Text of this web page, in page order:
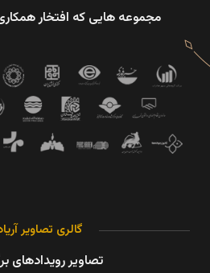
مجموعه هایی که افتخار همکاری
گالری تصاویر
تصاویر رویدادهای